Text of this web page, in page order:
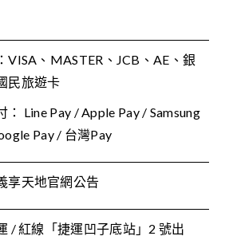
VISA、MASTER、JCB、AE、銀
民旅遊卡
： Line Pay / Apple Pay / Samsung
Pay / 台灣Pay
享天地官網公告
/ 紅線「捷運凹子底站」2 號出